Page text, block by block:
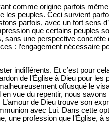
comme origine parfois
peuples. Ceci survient
parfois, avec un fort sens
que certains peuples
sans une perspective
: l’engagement nécessaire
indifférents. Et c’est pour
de l’Église à Dieu pour
offusqué le
vue du repentir, nous
de Dieu trouve son
avec Lui. Dans cette
une profession que l’Église, à